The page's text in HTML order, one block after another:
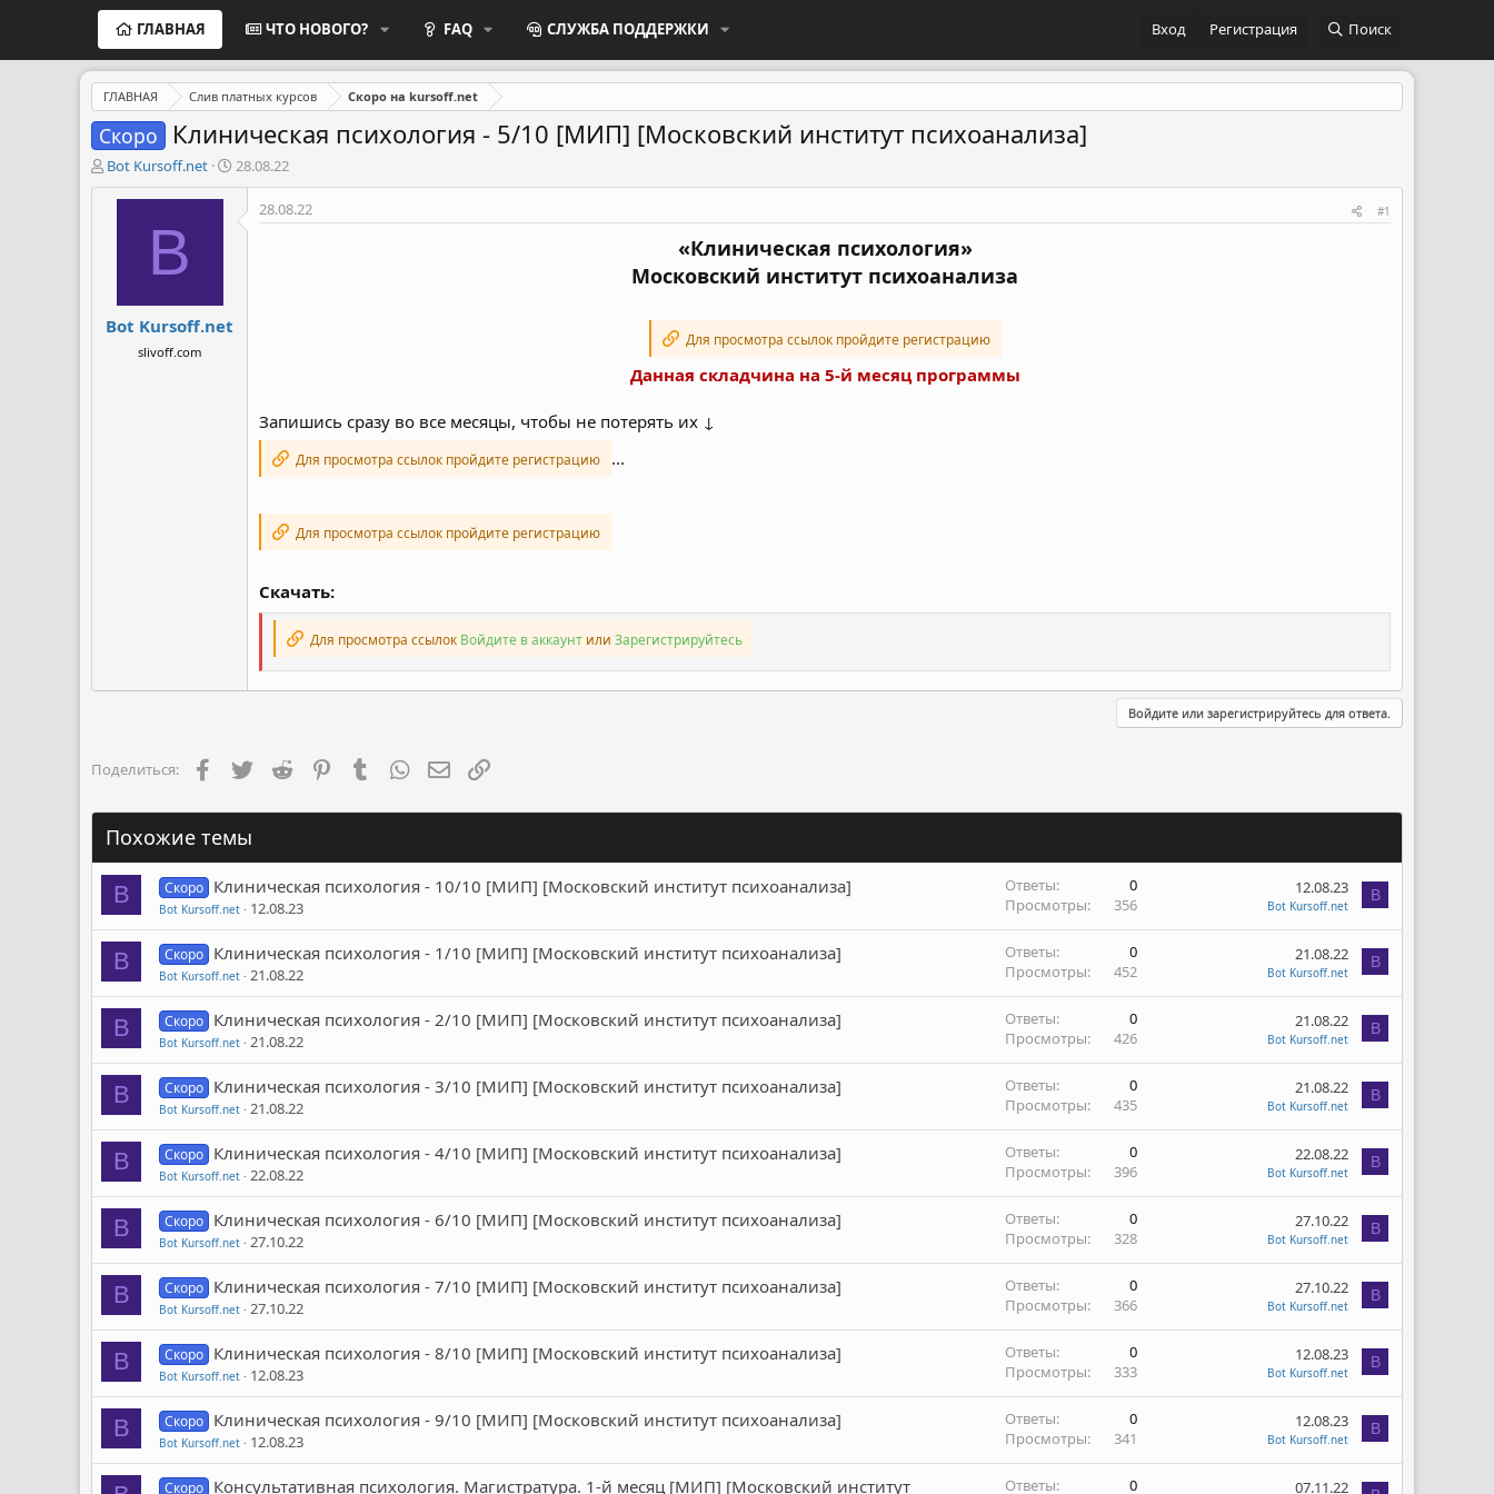
ГЛАВНАЯ ЧТО НОВОГО? FAQ СЛУЖБА ПОДДЕРЖКИ Вход Регистрация Поиск
ГЛАВНАЯ Слив платных курсов Скоро на kursoff.net
Скоро Клиническая психология - 5/10 [МИП] [Московский институт психоанализа]
А
в
ы
Bot Kursoff.net
Д
а
а
28.08.22
B
Bot Kursoff.net
slivoff.com
28.08.22 #1
«Клиническая психология»
Московский институт психоанализа
Для просмотра ссылок пройдите регистрацию
Данная складчина на 5-й месяц программы
Запишись сразу во все месяцы, чтобы не потерять их ↓
Для просмотра ссылок пройдите регистрацию ...
Для просмотра ссылок пройдите регистрацию
Скачать:
Для просмотра ссылок Войдите в аккаунт или Зарегистрируйтесь
Войдите или зарегистрируйтесь для ответа.
Поделиться: FacebookTwitter Reddit PinterestTumblr WhatsAppЭлектронная почта
Похожие темы
B Скоро Клиническая психология - 10/10 [МИП] [Московский институт психоанализа]
Bot Kursoff.net 12.08.23
Ответы
0
Просмотры
356
12.08.23
Bot Kursoff.net
B
B Скоро Клиническая психология - 1/10 [МИП] [Московский институт психоанализа]
Bot Kursoff.net 21.08.22
Ответы
0
Просмотры
452
21.08.22
Bot Kursoff.net
B
B Скоро Клиническая психология - 2/10 [МИП] [Московский институт психоанализа]
Bot Kursoff.net 21.08.22
Ответы
0
Просмотры
426
21.08.22
Bot Kursoff.net
B
B Скоро Клиническая психология - 3/10 [МИП] [Московский институт психоанализа]
Bot Kursoff.net 21.08.22
Ответы
0
Просмотры
435
21.08.22
Bot Kursoff.net
B
B Скоро Клиническая психология - 4/10 [МИП] [Московский институт психоанализа]
Bot Kursoff.net 22.08.22
Ответы
0
Просмотры
396
22.08.22
Bot Kursoff.net
B
B Скоро Клиническая психология - 6/10 [МИП] [Московский институт психоанализа]
Bot Kursoff.net 27.10.22
Ответы
0
Просмотры
328
27.10.22
Bot Kursoff.net
B
B Скоро Клиническая психология - 7/10 [МИП] [Московский институт психоанализа]
Bot Kursoff.net 27.10.22
Ответы
0
Просмотры
366
27.10.22
Bot Kursoff.net
B
B Скоро Клиническая психология - 8/10 [МИП] [Московский институт психоанализа]
Bot Kursoff.net 12.08.23
Ответы
0
Просмотры
333
12.08.23
Bot Kursoff.net
B
B Скоро Клиническая психология - 9/10 [МИП] [Московский институт психоанализа]
Bot Kursoff.net 12.08.23
Ответы
0
Просмотры
341
12.08.23
Bot Kursoff.net
B
Скоро Консультативная психология. Магистратура. 1-й месяц [МИП] [Московский институт Ответы 0 07.11.22